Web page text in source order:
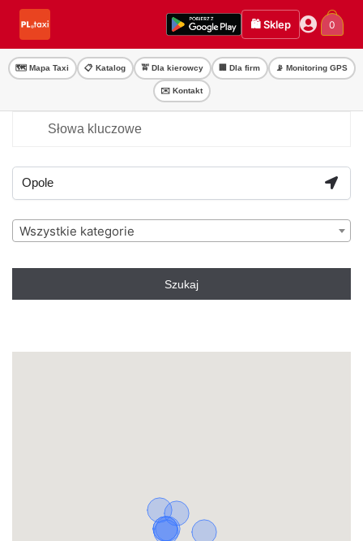
Przejdź
nawigacji
Przejdź
treści
🛍️ Sklep 0
🗺️ Mapa Taxi 📋 Katalog 🚖 Dla kierowcy 🏢 Dla firm 📡 Monitoring GPS
✉️ Kontakt
Wszystkie kategorie
Szukaj